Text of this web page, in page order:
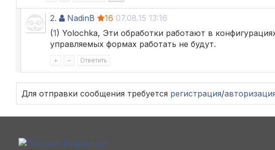
2. NadinB 16 07.08.15 13:16
(1) Yolochka, Эти обработки работают в
управляемых формах работать не будут.
+ – Ответить
Для отправки сообщения требуется регистрация/